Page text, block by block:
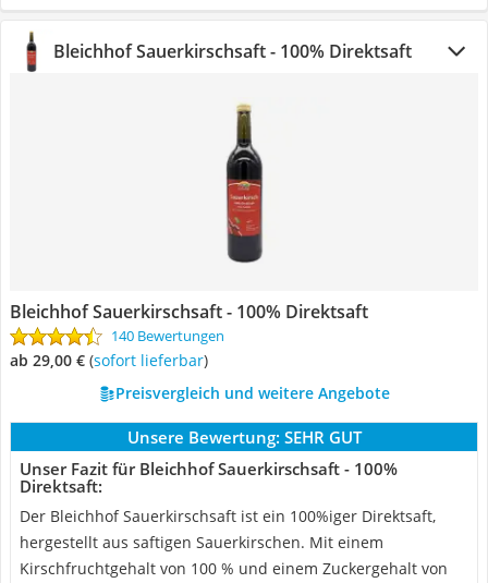
Bleichhof Sauerkirschsaft - 100% Direktsaft
Bleichhof Sauerkirschsaft - 100% Direktsaft
140 Bewertungen
ab 29,00 € ( Sofort lieferbar)
Preisvergleich und weitere Angebote
Unsere Bewertung: SEHR GUT
Unser Fazit für Bleichhof Sauerkirschsaft - 100%
Direktsaft:
Der Bleichhof Sauerkirschsaft ist ein 100%iger Direktsaft,
hergestellt aus saftigen Sauerkirschen. Mit einem
Kirschfruchtgehalt von 100 % und einem Zuckergehalt von